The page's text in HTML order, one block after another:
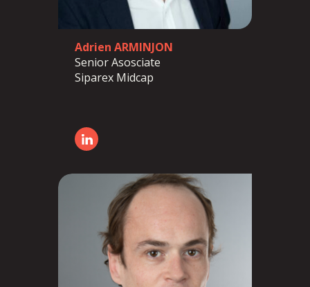
Adrien ARMINJON
Senior Asosciate
Siparex Midcap